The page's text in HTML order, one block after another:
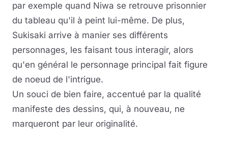
par exemple quand Niwa se retrouve prisonnier
du tableau qu'il à peint lui-même. De plus,
Sukisaki arrive à manier ses différents
personnages, les faisant tous interagir, alors
qu'en général le personnage principal fait figure
de noeud de l'intrigue.
Un souci de bien faire, accentué par la qualité
manifeste des dessins, qui, à nouveau, ne
marqueront par leur originalité.